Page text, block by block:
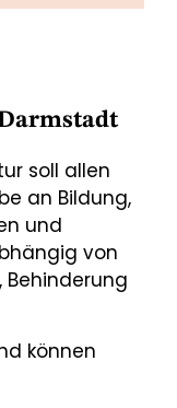
soll allen
an Bildung,
und
von
Behinderung
können